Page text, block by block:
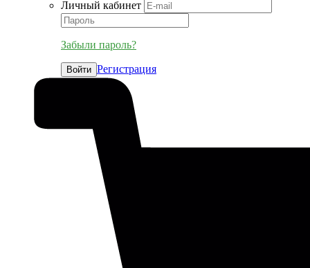
Личный кабинет
Забыли пароль?
Войти Регистрация